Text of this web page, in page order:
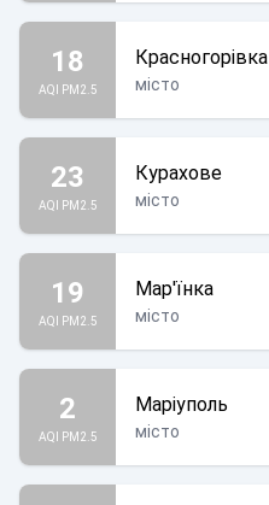
18
AQI PM2.5
Красногорівка
місто
23
AQI PM2.5
Курахове
місто
19
AQI PM2.5
Мар'їнка
місто
2
AQI PM2.5
Маріуполь
місто